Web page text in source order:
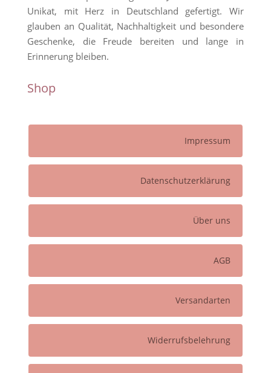
Unikat, mit Herz in Deutschland gefertigt. Wir
glauben an Qualität, Nachhaltigkeit und besondere
Geschenke, die Freude bereiten und lange in
Erinnerung bleiben.
Shop
Impressum
Datenschutzerklärung
Über uns
AGB
Versandarten
Widerrufsbelehrung